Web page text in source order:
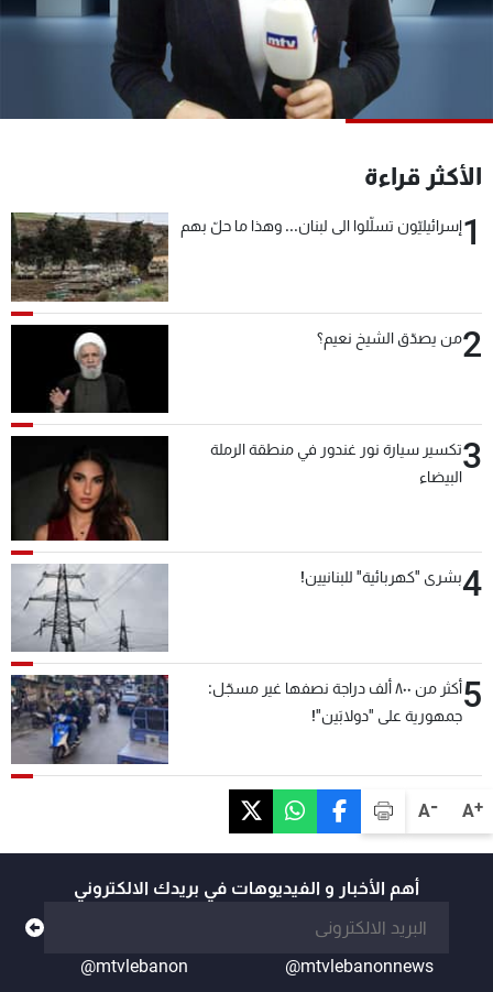
A+
A-
الأكثر قراءة
1إسرائيليّون تسلّلوا الى لبنان... وهذا ما حلّ بهم
2من يصدّق الشيخ نعيم؟
3تكسير سيارة نور غندور في منطقة الرملة
البيضاء
4بشرى "كهربائية" للبنانيين!
5
أكثر من ٨٠٠ ألف دراجة نصفها غير مسجّل:
جمهورية على "دولابَين"!
أهم الأخبار و الفيديوهات في بريدك الالكتروني
@mtvlebanonnews
@mtvlebanon
شاهد البرامج
لاعلاناتكم